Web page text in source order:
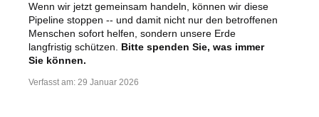
Wenn wir jetzt gemeinsam handeln, können wir diese
Pipeline stoppen -- und damit nicht nur den betroffenen
Menschen sofort helfen, sondern unsere Erde
langfristig schützen. Bitte spenden Sie, was immer
Sie können.
Verfasst am:29 Januar 2026